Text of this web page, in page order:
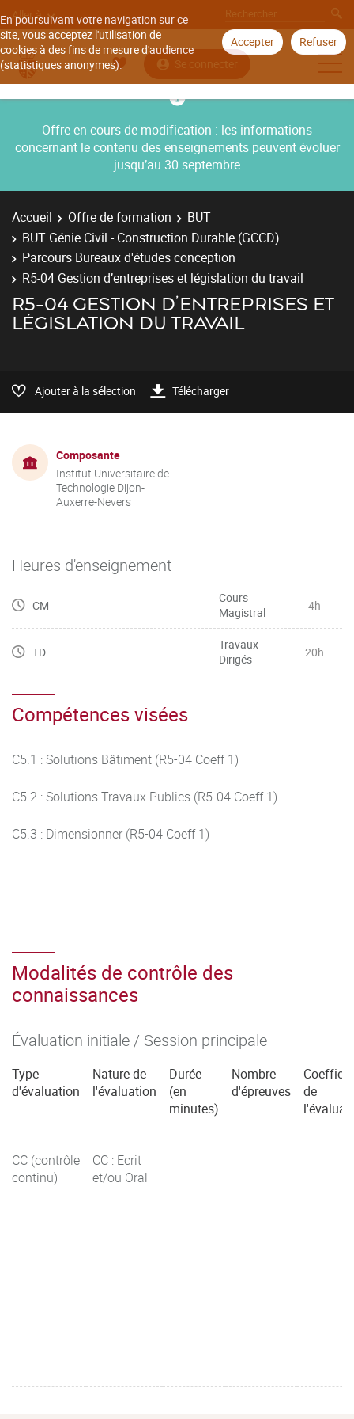
En poursuivant votre navigation sur ce
site, vous acceptez l'utilisation de
cookies à des fins de mesure d'audience
(statistiques anonymes).
Accepter Refuser
Aller à
Se connecter
Offre en cours de modification : les informations
concernant le contenu des enseignements peuvent évoluer
jusqu’au 30 septembre
Accueil Offre de formation
BUT
BUT Génie Civil - Construction Durable (GCCD)
Parcours Bureaux d'études conception
R5-04 Gestion d’entreprises et législation du travail
R5-04 GESTION D’ENTREPRISES ET
LÉGISLATION DU TRAVAIL
Ajouter à la sélection Télécharger
Composante
Institut Universitaire de
Technologie Dijon-
Auxerre-Nevers
Heures d'enseignement
CM
Cours
Magistral
4h
TD
Travaux
Dirigés
20h
Compétences visées
C5.1 : Solutions Bâtiment (R5-04 Coeff 1)
C5.2 : Solutions Travaux Publics (R5-04 Coeff 1)
C5.3 : Dimensionner (R5-04 Coeff 1)
Modalités de contrôle des
connaissances
Évaluation initiale / Session principale
Type
d'évaluation
Nature de
l'évaluation
Durée
(en
minutes)
Nombre
d'épreuves
de
CC (contrôle
continu)
CC : Ecrit
et/ou Oral